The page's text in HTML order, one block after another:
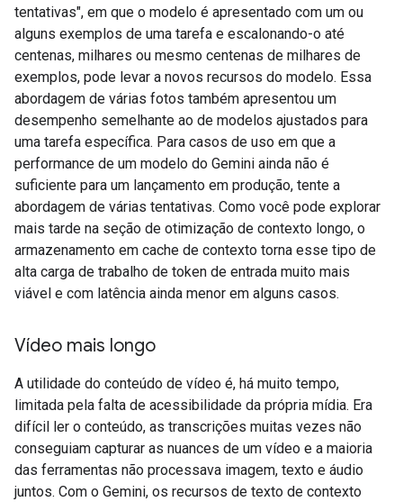
tentativas", em que o modelo é apresentado com um ou
alguns exemplos de uma tarefa e escalonando-o até
centenas, milhares ou mesmo centenas de milhares de
exemplos, pode levar a novos recursos do modelo. Essa
abordagem de várias fotos também apresentou um
desempenho semelhante ao de modelos ajustados para
uma tarefa específica. Para casos de uso em que a
performance de um modelo do Gemini ainda não é
suficiente para um lançamento em produção, tente a
abordagem de várias tentativas. Como você pode explorar
mais tarde na seção de otimização de contexto longo, o
armazenamento em cache de contexto torna esse tipo de
alta carga de trabalho de token de entrada muito mais
viável e com latência ainda menor em alguns casos.
Vídeo mais longo
A utilidade do conteúdo de vídeo é, há muito tempo,
limitada pela falta de acessibilidade da própria mídia. Era
difícil ler o conteúdo, as transcrições muitas vezes não
conseguiam capturar as nuances de um vídeo e a maioria
das ferramentas não processava imagem, texto e áudio
juntos. Com o Gemini, os recursos de texto de contexto